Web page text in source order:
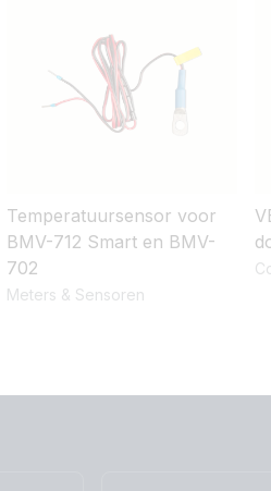
Temperatuursensor voor
BMV-712 Smart en BMV-
702
Meters & Sensoren